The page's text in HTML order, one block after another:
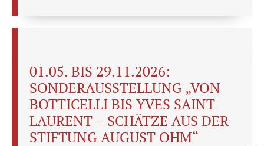
01.05. BIS 29.11.2026:
SONDERAUSSTELLUNG „VON
BOTTICELLI BIS YVES SAINT
LAURENT – SCHÄTZE AUS DER
STIFTUNG AUGUST OHM“